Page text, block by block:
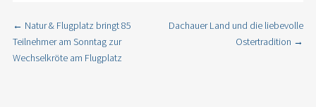
Post navigation
← Natur & Flugplatz bringt 85
Teilnehmer am Sonntag zur
Wechselkröte am Flugplatz
Dachauer Land und die liebevolle
Ostertradition →